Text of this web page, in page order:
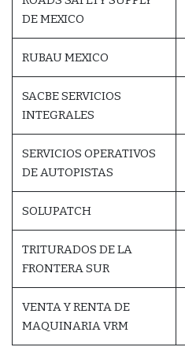
DE MEXICO
RUBAU MEXICO
SACBE SERVICIOS
INTEGRALES
SERVICIOS OPERATIVOS
DE AUTOPISTAS
SOLUPATCH
TRITURADOS DE LA
FRONTERA SUR
VENTA Y RENTA DE
MAQUINARIA VRM